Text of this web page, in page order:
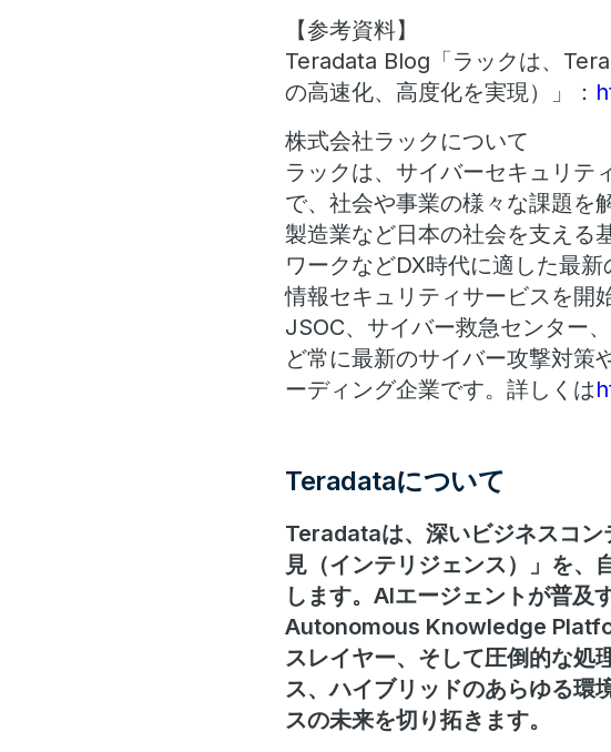
【参考資料】
Teradata Blog「ラックは、
の高速化、高度化を実現）」：
株式会社ラックについて
ラックは、サイバーセキュリテ
で、社会や事業の様々な課題を
製造業など日本の社会を支える
ワークなどDX時代に適した最
情報セキュリティサービスを開
JSOC、サイバー救急センター
ど常に最新のサイバー攻撃対策
ーディング企業です。詳しくは
Teradataについて
Teradataは、深いビジネスコン
見（インテリジェンス）」を、
します。AIエージェントが普
Autonomous Knowledge
スレイヤー、そして圧倒的な処
ス、ハイブリッドのあらゆる環
スの未来を切り拓きます。